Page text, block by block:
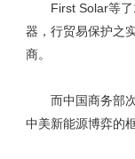
First Solar等
器，行贸易保护之
商。
而中国商务部
中美新能源博弈的